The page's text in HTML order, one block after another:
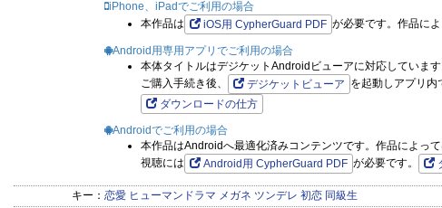
iPhone、iPadでご利用の場合
本作品は
iOS用 CypherGuard PDF が必要です。作品に
Android用専用アプリでご利用の場合
本体タイトルはデジケットAndroidビューアに対応しています
ご購入手続き後、
デジケットビューア を起動しアプリ内
ダウンロードの仕方
Androidでご利用の場合
本作品はAndroidへ最適化済みコンテンツです。作品によっ
視聴には
Android用 CypherGuard PDF が必要です。
キー： 恋愛 ヒューマンドラマ メガネ ツンデレ 初恋 同級生